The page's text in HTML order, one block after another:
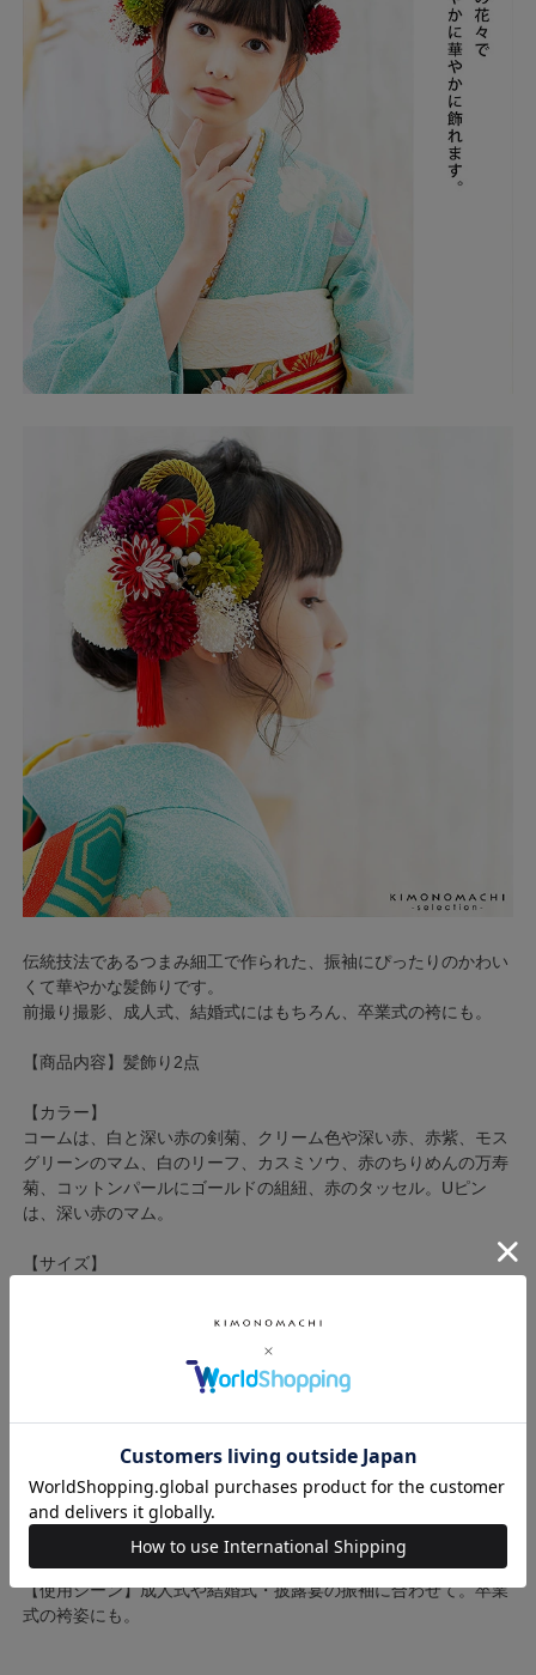
伝統技法であるつまみ細工で作られた、振袖にぴったりのかわい
くて華やかな髪飾りです。
前撮り撮影、成人式、結婚式にはもちろん、卒業式の袴にも。
【商品内容】髪飾り2点
【カラー】
コームは、白と深い赤の剣菊、クリーム色や深い赤、赤紫、モス
グリーンのマム、白のリーフ、カスミソウ、赤のちりめんの万寿
菊、コットンパールにゴールドの組紐、赤のタッセル。Uピン
は、深い赤のマム。
【サイズ】
【素材】ポリエステルなど
【使用シーン】成人式や結婚式・披露宴の振袖に合わせて。卒業
式の袴姿にも。